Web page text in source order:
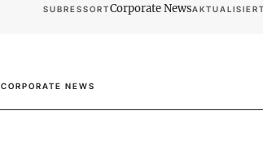
SUBRESSORTCorporate NewsAKTUALISIERT
CORPORATE NEWS